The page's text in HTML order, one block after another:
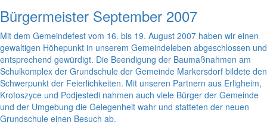
Bürgermeister September 2007
Mit dem Gemeindefest vom 16. bis 19. August 2007 haben wir einen
gewaltigen Höhepunkt in unserem Gemeindeleben abgeschlossen und
entsprechend gewürdigt. Die Beendigung der Baumaßnahmen am
Schulkomplex der Grundschule der Gemeinde Markersdorf bildete den
Schwerpunkt der Feierlichkeiten. Mit unseren Partnern aus Erligheim,
Krotoszyce und Podjestedi nahmen auch viele Bürger der Gemeinde
und der Umgebung die Gelegenheit wahr und statteten der neuen
Grundschule einen Besuch ab.